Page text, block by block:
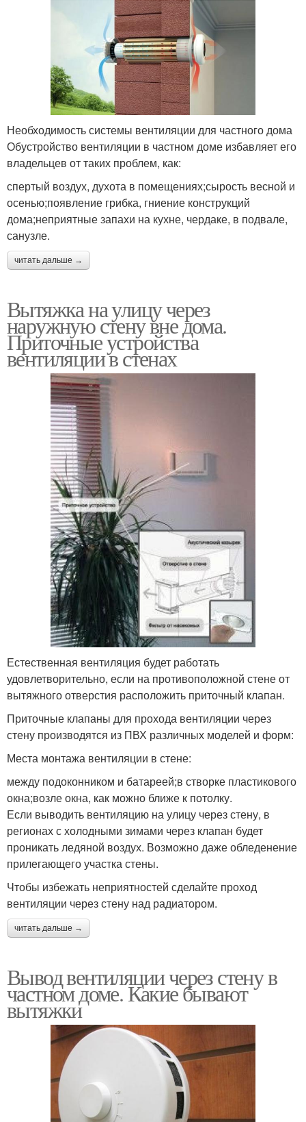
Необходимость системы вентиляции для частного дома
Обустройство вентиляции в частном доме избавляет его
владельцев от таких проблем, как:
спертый воздух, духота в помещениях;сырость весной и
осенью;появление грибка, гниение конструкций
дома;неприятные запахи на кухне, чердаке, в подвале,
санузле.
читать дальше →
Вытяжка на улицу через
наружную стену вне дома.
Приточные устройства
вентиляции в стенах
Естественная вентиляция будет работать
удовлетворительно, если на противоположной стене от
вытяжного отверстия расположить приточный клапан.
Приточные клапаны для прохода вентиляции через
стену производятся из ПВХ различных моделей и форм:
Места монтажа вентиляции в стене:
между подоконником и батареей;в створке пластикового
окна;возле окна, как можно ближе к потолку.
Если выводить вентиляцию на улицу через стену, в
регионах с холодными зимами через клапан будет
проникать ледяной воздух. Возможно даже обледенение
прилегающего участка стены.
Чтобы избежать неприятностей сделайте проход
вентиляции через стену над радиатором.
читать дальше →
Вывод вентиляции через стену в
частном доме. Какие бывают
вытяжки